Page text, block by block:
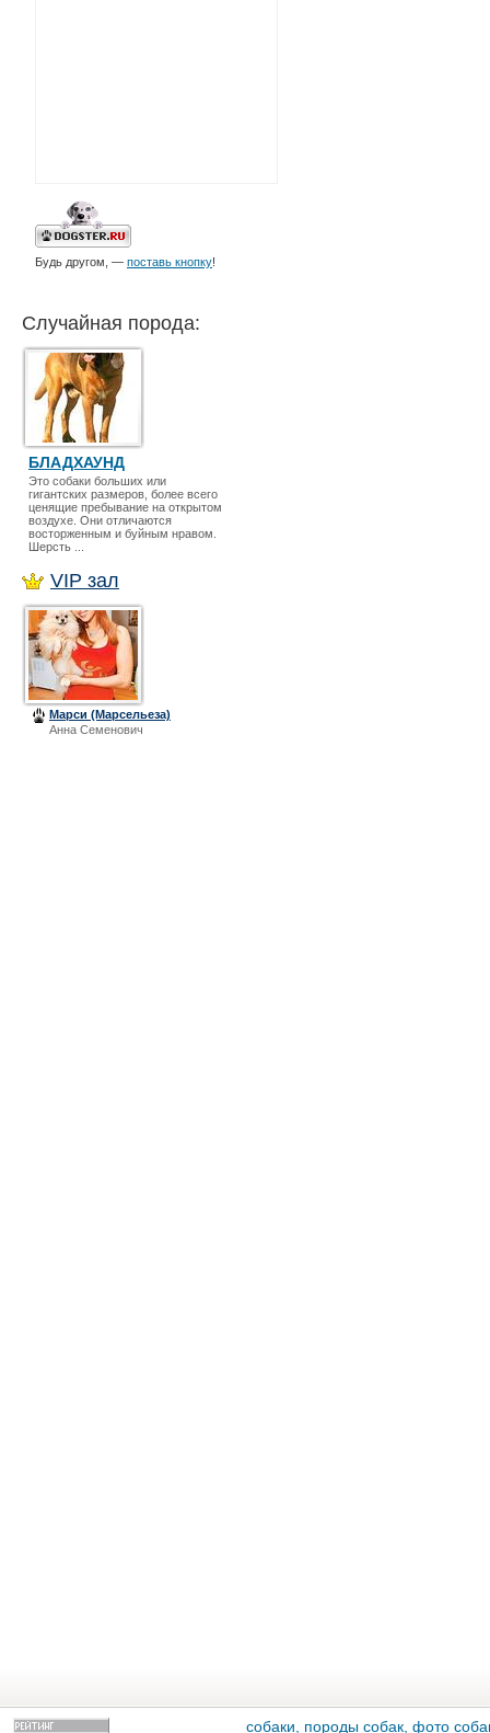
Будь другом, — поставь кнопку!
Случайная порода:
БЛАДХАУНД
Это собаки больших или
гигантских размеров, более всего
ценящие пребывание на открытом
воздухе. Они отличаются
восторженным и буйным нравом.
Шерсть ...
VIP зал
Марси (Марсельеза)
Анна Семенович
собаки, породы собак, фото